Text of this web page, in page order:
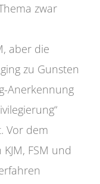
zwar
aber die
zu Gunsten
Anerkennung
Vor dem
FSM und